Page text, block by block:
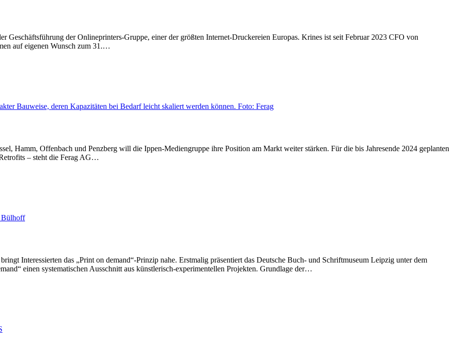
Geschäftsführung der Onlineprinters-Gruppe, einer der größten Internet-Druckereien Europas. Krines ist seit Februar 2023 CFO von
auf eigenen Wunsch zum 31.…
Hamm, Offenbach und Penzberg will die Ippen-Mediengruppe ihre Position am Markt weiter stärken. Für die bis Jahresende 2024 geplanten
– steht die Ferag AG…
Interessierten das „Print on demand“-Prinzip nahe. Erstmalig präsentiert das Deutsche Buch- und Schriftmuseum Leipzig unter dem
einen systematischen Ausschnitt aus künstlerisch-experimentellen Projekten. Grundlage der…